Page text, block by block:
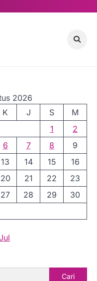
2026
K J S
M
1
2
6 7 8
9
13 14 15
16
20 21 22
23
27 28 29
30
Cari